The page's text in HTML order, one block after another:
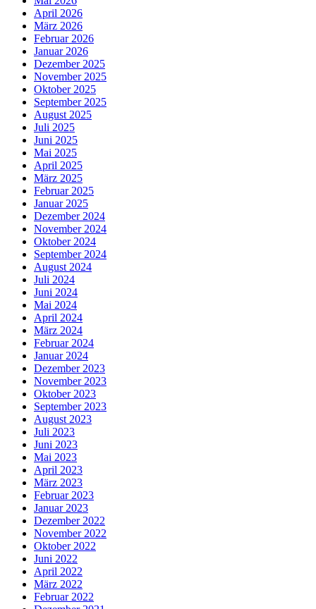
April 2026
März 2026
Februar 2026
Januar 2026
Dezember 2025
November 2025
Oktober 2025
September 2025
August 2025
Juli 2025
Juni 2025
Mai 2025
April 2025
März 2025
Februar 2025
Januar 2025
Dezember 2024
November 2024
Oktober 2024
September 2024
August 2024
Juli 2024
Juni 2024
Mai 2024
April 2024
März 2024
Februar 2024
Januar 2024
Dezember 2023
November 2023
Oktober 2023
September 2023
August 2023
Juli 2023
Juni 2023
Mai 2023
April 2023
März 2023
Februar 2023
Januar 2023
Dezember 2022
November 2022
Oktober 2022
Juni 2022
April 2022
März 2022
Februar 2022